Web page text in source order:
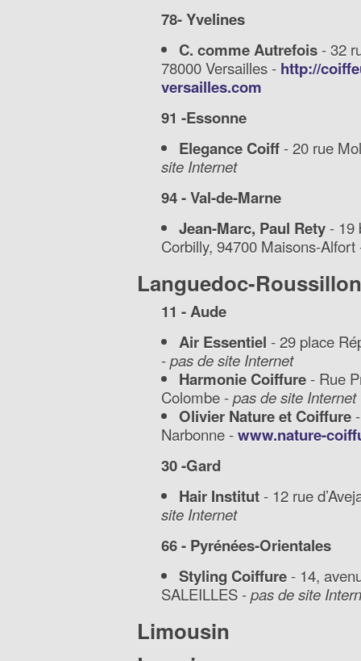
78- Yvelines
C. comme Autrefois- 32
78000 Versailles - http://
versailles.com
91 -Essonne
Elegance Coiff- 20 rue
site Internet
94 - Val-de-Marne
Jean-Marc, Paul Rety- 19
Corbilly, 94700 Maisons-
Languedoc-Roussillon
11 - Aude
Air Essentiel - 29 place
-pas de site Internet
Harmonie Coiffure- Rue
Colombe -pas de site Internet
Olivier Nature et Coiffure
Narbonne -www.nature-
30 -Gard
Hair Institut- 12 rue
site Internet
66 - Pyrénées-Orientales
Styling Coiffure- 14,
SALEILLES -pas de site
Limousin